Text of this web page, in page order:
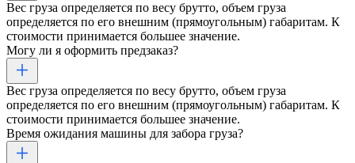
Вес груза определяется по весу брутто, объем груза
определяется по его внешним (прямоугольным) габаритам. К
стоимости принимается большее значение.
Могу ли я оформить предзаказ?
Вес груза определяется по весу брутто, объем груза
определяется по его внешним (прямоугольным) габаритам. К
стоимости принимается большее значение.
Время ожидания машины для забора груза?